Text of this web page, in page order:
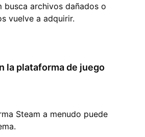
busca archivos dañados o
vuelve a adquirir.
la plataforma de juego
Steam a menudo puede